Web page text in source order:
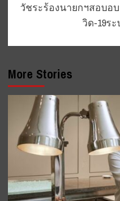
วัชระร้องนายกฯสอบอ
วิด-19ร
More Stories